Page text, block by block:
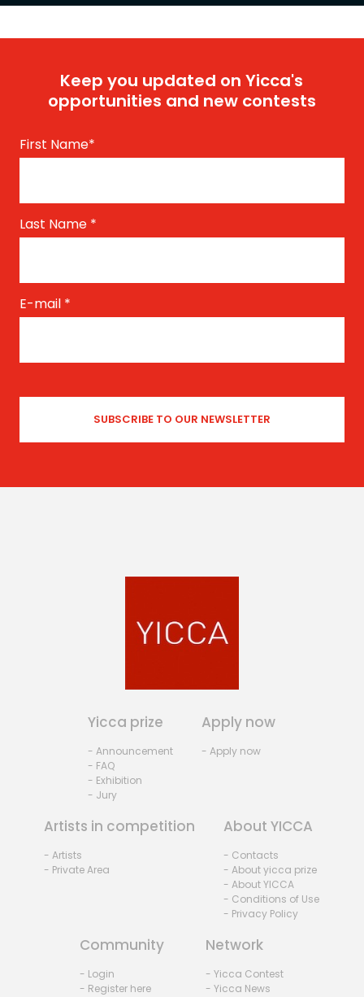
Keep you updated on Yicca's
opportunities and new contests
First Name*
Last Name *
E-mail *
Yicca prize
- Announcement
- FAQ
- Exhibition
- Jury
Apply now
- Apply now
Artists in competition
- Artists
- Private Area
About YICCA
- Contacts
- About yicca prize
- About YICCA
- Conditions of Use
- Privacy Policy
Community
- Login
- Register here
Network
- Yicca Contest
- Yicca News